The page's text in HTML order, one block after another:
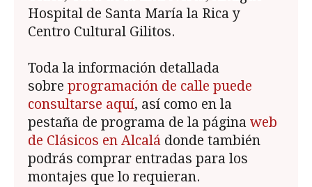
Hospital de Santa María la Rica y
Centro Cultural Gilitos.
Toda la información detallada
sobre programación de calle puede
consultarse aquí, así como en la
pestaña de programa de la página web
de Clásicos en Alcalá donde también
podrás comprar entradas para los
montajes que lo requieran.